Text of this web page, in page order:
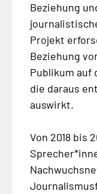
Beziehung
Projekt
Beziehung
Publikum auf
die daraus
auswirkt.
Von 2018 bis